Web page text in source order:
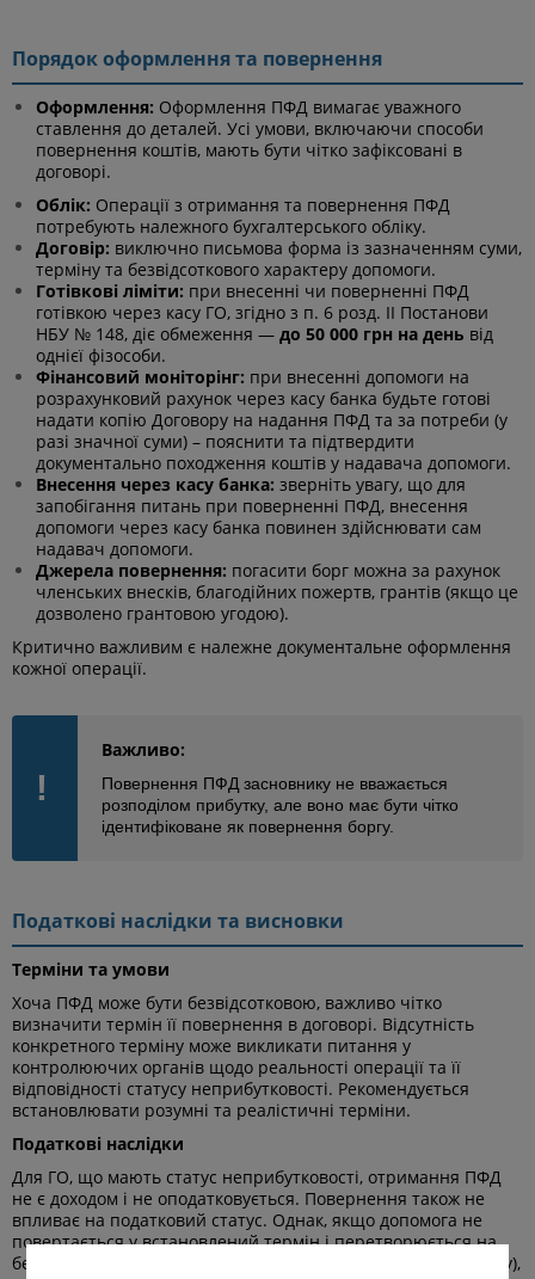
Порядок оформлення та повернення
Оформлення: Оформлення ПФД вимагає уважного
ставлення до деталей. Усі умови, включаючи способи
повернення коштів, мають бути чітко зафіксовані в
договорі.
Облік: Операції з отримання та повернення ПФД
потребують належного бухгалтерського обліку.
Договір: виключно письмова форма із зазначенням суми,
терміну та безвідсоткового характеру допомоги.
Готівкові ліміти: при внесенні чи поверненні ПФД
готівкою через касу ГО, згідно з п. 6 розд. II Постанови
НБУ № 148, діє обмеження — до 50 000 грн на день від
однієї фізособи.
Фінансовий моніторінг: при внесенні допомоги на
розрахунковий рахунок через касу банка будьте готові
надати копію Договору на надання ПФД та за потреби (у
разі значної суми) – пояснити та підтвердити
документально походження коштів у надавача допомоги.
Внесення через касу банка: зверніть увагу, що для
запобігання питань при поверненні ПФД, внесення
допомоги через касу банка повинен здійснювати сам
надавач допомоги.
Джерела повернення: погасити борг можна за рахунок
членських внесків, благодійних пожертв, грантів (якщо це
дозволено грантовою угодою).
Критично важливим є належне документальне оформлення
кожної операції.
!
Важливо:
Повернення ПФД засновнику не вважається
розподілом прибутку, але воно має бути чітко
ідентифіковане як повернення боргу.
Податкові наслідки та висновки
Терміни та умови
Хоча ПФД може бути безвідсотковою, важливо чітко
визначити термін її повернення в договорі. Відсутність
конкретного терміну може викликати питання у
контролюючих органів щодо реальності операції та її
відповідності статусу неприбутковості. Рекомендується
встановлювати розумні та реалістичні терміни.
Податкові наслідки
Для ГО, що мають статус неприбутковості, отримання ПФД
не є доходом і не оподатковується. Повернення також не
впливає на податковий статус. Однак, якщо допомога не
повертається у встановлений термін і перетворюється на
безповоротну фінансову допомогу (або благодійну пожертву),